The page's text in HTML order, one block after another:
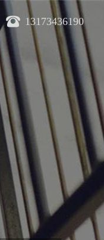
13173436190